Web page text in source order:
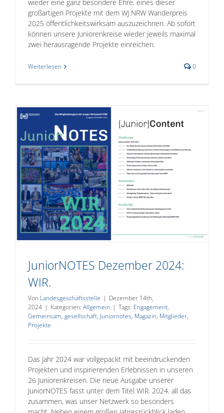
wieder eine ganz besondere Ehre, eines dieser
großartigen Projekte mit dem WJ NRW Wanderpreis
2025 öffentlichkeitswirksam auszuzeichnen. Ab sofort
können unsere Juniorenkreise wieder jeweils maximal
zwei herausragende Projekte einreichen.
Weiterlesen 0
JuniorNOTES Dezember 2024:
WIR.
Von Landesgeschäftsstelle | Dezember 14th,
2024 | Kategorien: Allgemein | Tags: Engagement,
Gemeinsam, gesellschaft, Juniornotes, Magazin, Mitglieder,
Projekte
Das Jahr 2024 war vollgepackt mit beeindruckenden
Projekten und inspirierenden Erlebnissen in unseren
26 Juniorenkreisen. Die neue Ausgabe unserer
JuniorNOTES fasst unter dem Titel WIR. 2024. all das
zusammen, was unser Netzwerk so besonders